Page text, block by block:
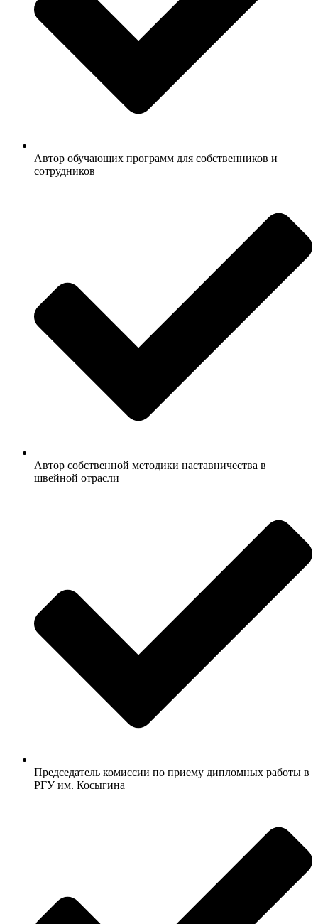
Автор обучающих программ для собственников и
сотрудников
Автор собственной методики наставничества в
швейной отрасли
Председатель комиссии по приему дипломных работы в
РГУ им. Косыгина